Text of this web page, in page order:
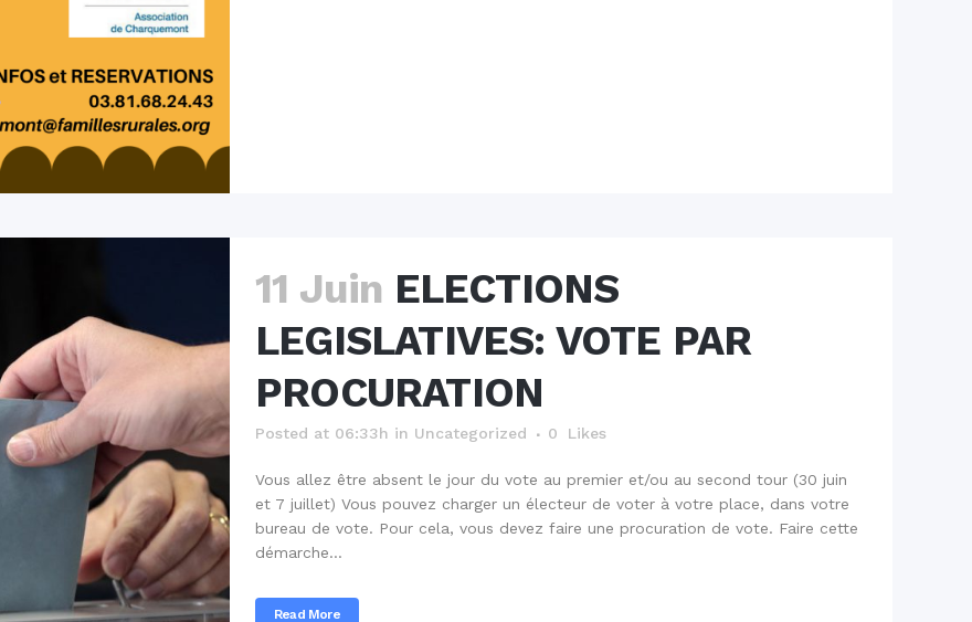
11 Juin ELECTIONS
LEGISLATIVES: VOTE PAR
PROCURATION
Posted at 06:33h in Uncategorized 0 Likes
Vous allez être absent le jour du vote au premier et/ou au second tour (30 juin
et 7 juillet) Vous pouvez charger un électeur de voter à votre place, dans votre
bureau de vote. Pour cela, vous devez faire une procuration de vote. Faire cette
démarche...
Read More